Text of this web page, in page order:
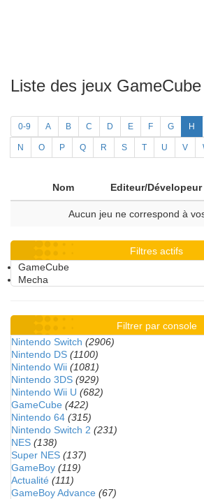
Liste des jeux GameCube
0-9 A B C D E F G H
N O P Q R S T U V
Nom Editeur/Dévelopeur
Aucun jeu ne correspond à
Filtres actifs
GameCube
Mecha
Filtrer par console
Nintendo Switch (2906)
Nintendo DS (1100)
Nintendo Wii (1081)
Nintendo 3DS (929)
Nintendo Wii U (682)
GameCube (422)
Nintendo 64 (315)
Nintendo Switch 2 (231)
NES (138)
Super NES (137)
GameBoy (119)
Actualité (111)
GameBoy Advance (67)